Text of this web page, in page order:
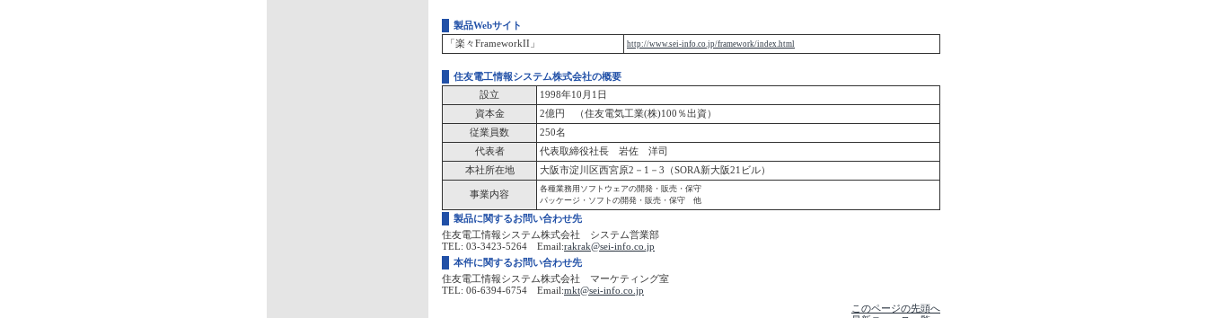
製品Webサイト
「楽々FrameworkII」 http://www.sei-info.co.jp/framework/index.html
住友電工情報システム株式会社の概要
設立
1998年10月1日
資本金
2億円 （住友電気工業(株)100％出資）
従業員数
250名
代表者
代表取締役社長 岩佐 洋司
本社所在地
大阪市淀川区西宮原2－1－3（SORA新大阪21ビル）
事業内容
各種業務用ソフトウェアの開発・販売・保守
パッケージ・ソフトの開発・販売・保守 他
製品に関するお問い合わせ先
住友電工情報システム株式会社 システム営業部
TEL: 03-3423-5264 Email:rakrak@sei-info.co.jp
本件に関するお問い合わせ先
住友電工情報システム株式会社 マーケティング室
TEL: 06-6394-6754 Email:mkt@sei-info.co.jp
このページの先頭へ